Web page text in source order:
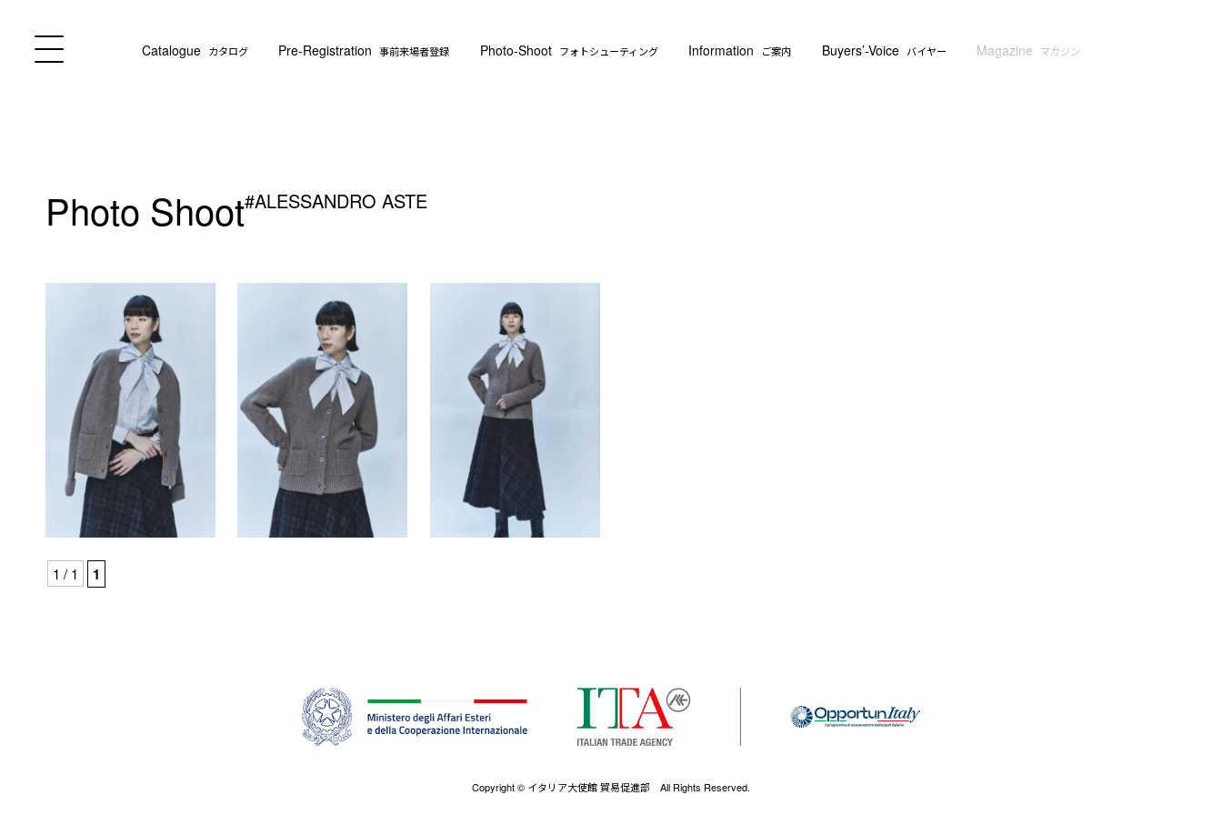
Catalogue カタログ Pre-Registration 事前来場者登録 Photo-Shoot フォトシューティング Information ご案内 Buyers’-Voice バイヤー Magazine マガジン
Photo Shoot#ALESSANDRO ASTE
1 / 1 1
Copyright © イタリア大使館 貿易促進部 All Rights Reserved.